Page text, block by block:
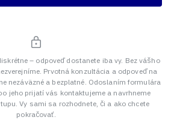
– odpoveď dostanete iba vy. Bez vášho
Prvotná konzultácia a odpoveď na
nezáväzné a bezplatné. Odoslaním formulára
jeho prijatí vás kontaktujeme a navrhneme
Vy sami sa rozhodnete, či a ako chcete
pokračovať.